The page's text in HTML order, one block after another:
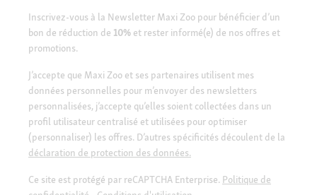
Inscrivez-vous à la Newsletter Maxi Zoo pour bénéficier d’un
bon de réduction de 10% et rester informé(e) de nos offres et
promotions.
J’accepte que Maxi Zoo et ses partenaires utilisent mes
données personnelles pour m’envoyer des newsletters
personnalisées, j’accepte qu’elles soient collectées dans un
profil utilisateur centralisé et utilisées pour optimiser
(personnaliser) les offres. D’autres spécificités découlent de la
déclaration de protection des données.
Ce site est protégé par reCAPTCHA Enterprise. Politique de